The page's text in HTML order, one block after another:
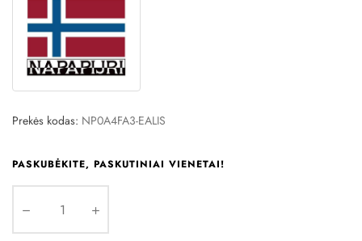
Prekės kodas: NP0A4FA3-EALIS
PASKUBĖKITE, PASKUTINIAI VIENETAI!